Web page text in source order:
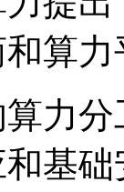
算
力
基